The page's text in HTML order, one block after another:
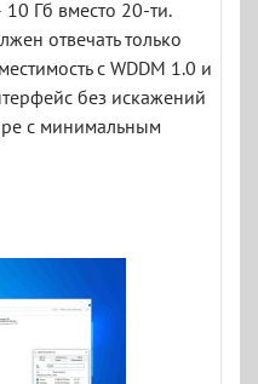
Гб вместо 20-ти.
отвечать только
с WDDM 1.0 и
без искажений
с минимальным